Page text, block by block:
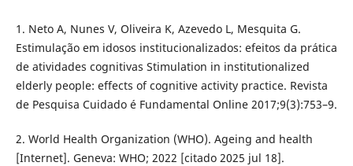
1. Neto A, Nunes V, Oliveira K, Azevedo L, Mesquita G.
Estimulação em idosos institucionalizados: efeitos da prática
de atividades cognitivas Stimulation in institutionalized
elderly people: effects of cognitive activity practice. Revista
de Pesquisa Cuidado é Fundamental Online 2017;9(3):753–9.
2. World Health Organization (WHO). Ageing and health
[Internet]. Geneva: WHO; 2022 [citado 2025 jul 18].